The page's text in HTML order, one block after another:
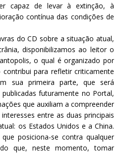
capaz de levar à extinção, à
contínua das condições de
do CD sobre a situação atual,
disponibilizamos ao leitor o
o qual é organizado por
para refletir criticamente
sua primeira parte, que será
futuramente no Portal,
que auxiliam a compreender
entre as duas principais
os Estados Unidos e a China.
posiciona-se contra qualquer
que, neste momento, tomar